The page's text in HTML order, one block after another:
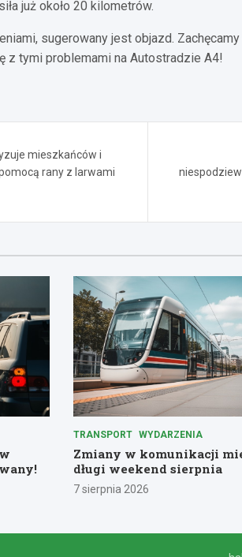
już około 20 kilometrów.
sugerowany jest objazd.
z tymi problemami na Autostradzie A4!
mieszkańców i
rany z larwami
TRANSPORT WYDARZENIA
Zmiany w komunikacji
długi weekend sierpnia
7 sierpnia 2026